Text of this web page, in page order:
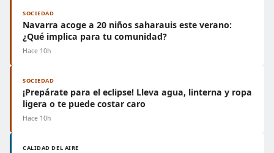
SOCIEDAD
Navarra acoge a 20 niños saharauis este verano:
¿Qué implica para tu comunidad?
Hace 10h
SOCIEDAD
¡Prepárate para el eclipse! Lleva agua, linterna y ropa
ligera o te puede costar caro
Hace 10h
CALIDAD DEL AIRE